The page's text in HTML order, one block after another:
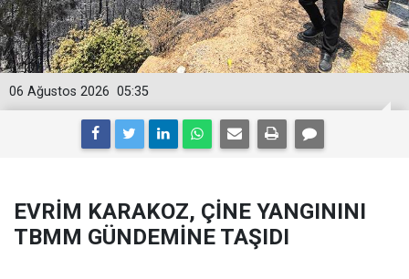
05:35
06 Ağustos 2026
EVRİM KARAKOZ, ÇİNE YANGININI
TBMM GÜNDEMİNE TAŞIDI